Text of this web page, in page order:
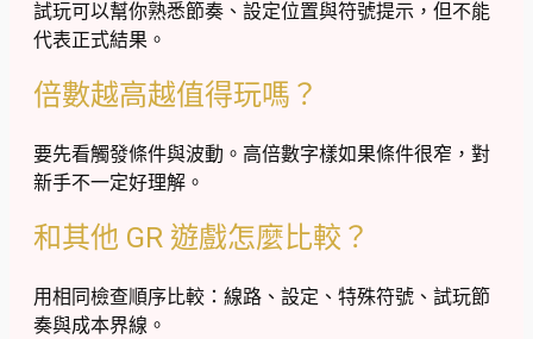
試玩可以幫你熟悉節奏、設定位置與符號提示，但不能
代表正式結果。
倍數越高越值得玩嗎？
要先看觸發條件與波動。高倍數字樣如果條件很窄，對
新手不一定好理解。
和其他 GR 遊戲怎麼比較？
用相同檢查順序比較：線路、設定、特殊符號、試玩節
奏與成本界線。